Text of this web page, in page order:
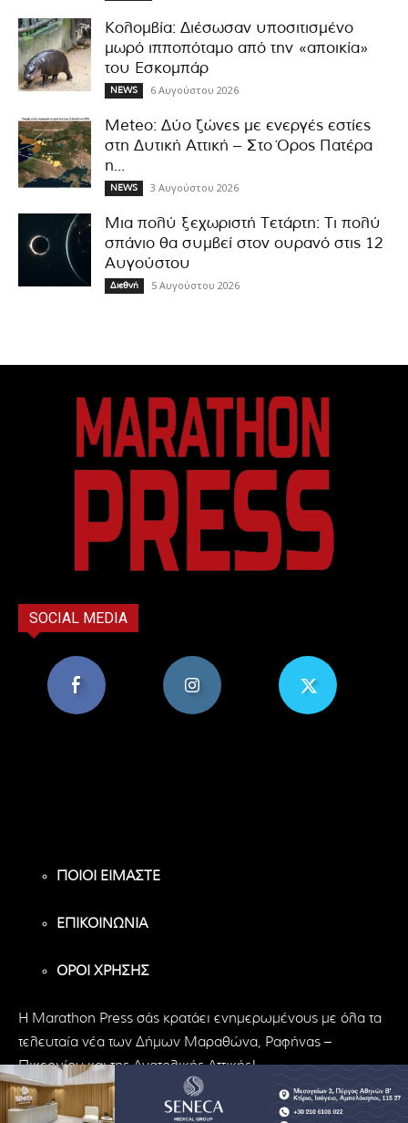
Κολομβία: Διέσωσαν υποσιτισμένο
μωρό ιπποπόταμο από την «αποικία»
του Εσκομπάρ
NEWS 6 Αυγούστου 2026
Meteo: Δύο ζώνες με ενεργές εστίες
στη Δυτική Αττική – Στο Όρος Πατέρα
η...
NEWS 3 Αυγούστου 2026
Μια πολύ ξεχωριστή Τετάρτη: Τι πολύ
σπάνιο θα συμβεί στον ουρανό στις 12
Αυγούστου
Διεθνή 5 Αυγούστου 2026
SOCIAL MEDIA
ΠΟΙΟΙ ΕΙΜΑΣΤΕ
ΕΠΙΚΟΙΝΩΝΙΑ
ΟΡΟΙ ΧΡΗΣΗΣ
H Marathon Press σάς κρατάει ενημερωμένους με όλα τα
τελευταία νέα των Δήμων Μαραθώνα, Ραφήνας –
Πικερμίου και της Ανατολικής Αττικής!
© Marathon Press | All Rights Reserved